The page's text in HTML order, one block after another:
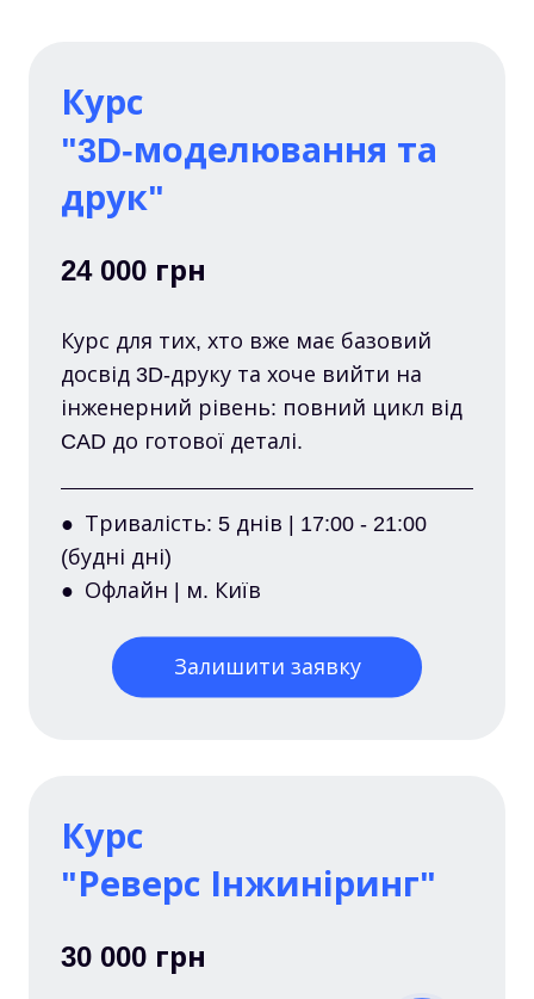
Курс
"3D-моделювання та
друк"
24 000 грн
Курс для тих, хто вже має базовий
досвід 3D-друку та хоче вийти на
інженерний рівень: повний цикл від
CAD до готової деталі.
● Тривалість: 5 днів | 17:00 - 21:00
(будні дні)
● Офлайн | м. Київ
Залишити заявку
Курс
"Реверс Інжиніринг"
30 000 грн